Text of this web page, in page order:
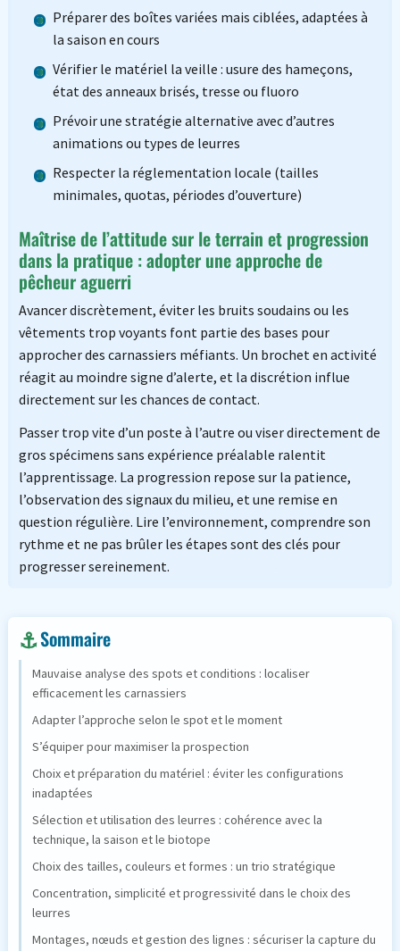
Préparer des boîtes variées mais ciblées, adaptées à
la saison en cours
Vérifier le matériel la veille : usure des hameçons,
état des anneaux brisés, tresse ou fluoro
Prévoir une stratégie alternative avec d’autres
animations ou types de leurres
Respecter la réglementation locale (tailles
minimales, quotas, périodes d’ouverture)
Maîtrise de l’attitude sur le terrain et progression
dans la pratique : adopter une approche de
pêcheur aguerri
Avancer discrètement, éviter les bruits soudains ou les
vêtements trop voyants font partie des bases pour
approcher des carnassiers méfiants. Un brochet en activité
réagit au moindre signe d’alerte, et la discrétion influe
directement sur les chances de contact.
Passer trop vite d’un poste à l’autre ou viser directement de
gros spécimens sans expérience préalable ralentit
l’apprentissage. La progression repose sur la patience,
l’observation des signaux du milieu, et une remise en
question régulière. Lire l’environnement, comprendre son
rythme et ne pas brûler les étapes sont des clés pour
progresser sereinement.
Sommaire
Mauvaise analyse des spots et conditions : localiser
efficacement les carnassiers
Adapter l’approche selon le spot et le moment
S’équiper pour maximiser la prospection
Choix et préparation du matériel : éviter les configurations
inadaptées
Sélection et utilisation des leurres : cohérence avec la
technique, la saison et le biotope
Choix des tailles, couleurs et formes : un trio stratégique
Concentration, simplicité et progressivité dans le choix des
leurres
Montages, nœuds et gestion des lignes : sécuriser la capture du